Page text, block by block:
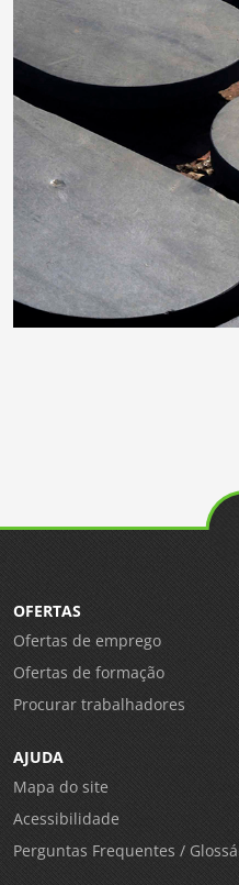
OFERTAS
Ofertas de emprego
Ofertas de formação
Procurar trabalhadores
AJUDA
Mapa do site
Acessibilidade
Perguntas Frequentes /